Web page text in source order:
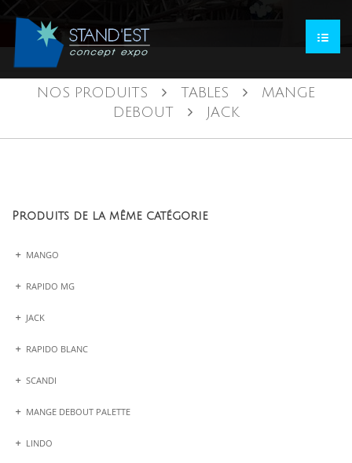
NOS PRODUITS TABLES
MANGE
DEBOUT
JACK
Produits de la même catégorie
MANGO
RAPIDO MG
JACK
RAPIDO BLANC
SCANDI
MANGE DEBOUT PALETTE
LINDO